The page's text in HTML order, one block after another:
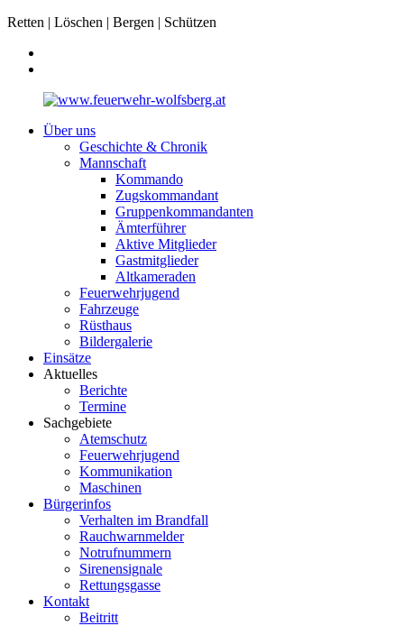
Retten | Löschen | Bergen | Schützen
Über uns
Geschichte & Chronik
Mannschaft
Kommando
Zugskommandant
Gruppenkommandanten
Ämterführer
Aktive Mitglieder
Gastmitglieder
Altkameraden
Feuerwehrjugend
Fahrzeuge
Rüsthaus
Bildergalerie
Einsätze
Aktuelles
Berichte
Termine
Sachgebiete
Atemschutz
Feuerwehrjugend
Kommunikation
Maschinen
Bürgerinfos
Verhalten im Brandfall
Rauchwarnmelder
Notrufnummern
Sirenensignale
Rettungsgasse
Kontakt
Beitritt